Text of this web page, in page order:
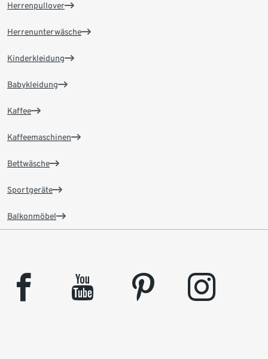
Herrenpullover
Herrenunterwäsche
Kinderkleidung
Babykleidung
Kaffee
Kaffeemaschinen
Bettwäsche
Sportgeräte
Balkonmöbel
facebook youtube pinterest instagram